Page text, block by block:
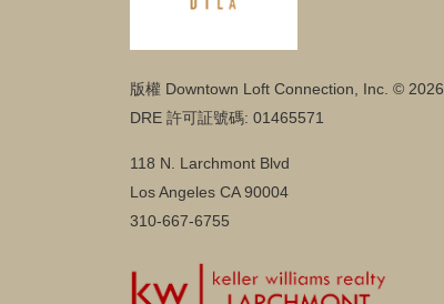
版權 Downtown Loft Connection, Inc. © 2026
DRE 許可証號碼: 01465571
118 N. Larchmont Blvd
Los Angeles CA 90004
310-667-6755